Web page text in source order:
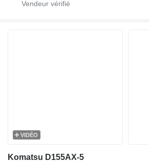
VIDÉO
Komatsu D155AX-5